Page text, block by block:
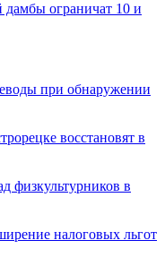
ограничат 10 и
при обнаружении
восстановят в
физкультурников в
налоговых льгот